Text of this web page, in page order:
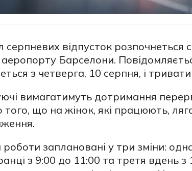
серпневих відпусток розпочнеться
аеропорту Барселони.
з четверга, 10 серпня, і
вимагатимуть дотримання
того, що на жінок, які працюють,
заплановані у три зміни:
з 9:00 до 11:00 та третя вдень